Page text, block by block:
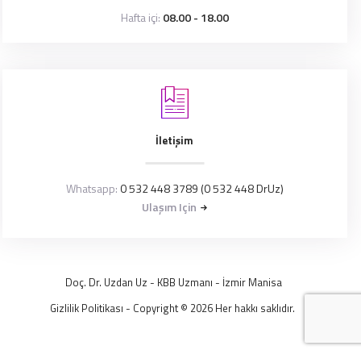
Hafta içi: 08.00 - 18.00
İletişim
Whatsapp: 0 532 448 3789 (0 532 448 DrUz)
Ulaşım Için
Doç. Dr. Uzdan Uz - KBB Uzmanı - İzmir Manisa
Gizlilik Politikası - Copyright © 2026 Her hakkı saklıdır.